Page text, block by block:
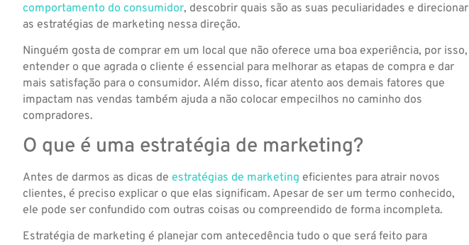
comportamento do consumidor, descobrir quais são as suas peculiaridades e direcionar
as estratégias de marketing nessa direção.
Ninguém gosta de comprar em um local que não oferece uma boa experiência, por isso,
entender o que agrada o cliente é essencial para melhorar as etapas de compra e dar
mais satisfação para o consumidor. Além disso, ficar atento aos demais fatores que
impactam nas vendas também ajuda a não colocar empecilhos no caminho dos
compradores.
O que é uma estratégia de marketing?
Antes de darmos as dicas de estratégias de marketing eficientes para atrair novos
clientes, é preciso explicar o que elas significam. Apesar de ser um termo conhecido,
ele pode ser confundido com outras coisas ou compreendido de forma incompleta.
Estratégia de marketing é planejar com antecedência tudo o que será feito para